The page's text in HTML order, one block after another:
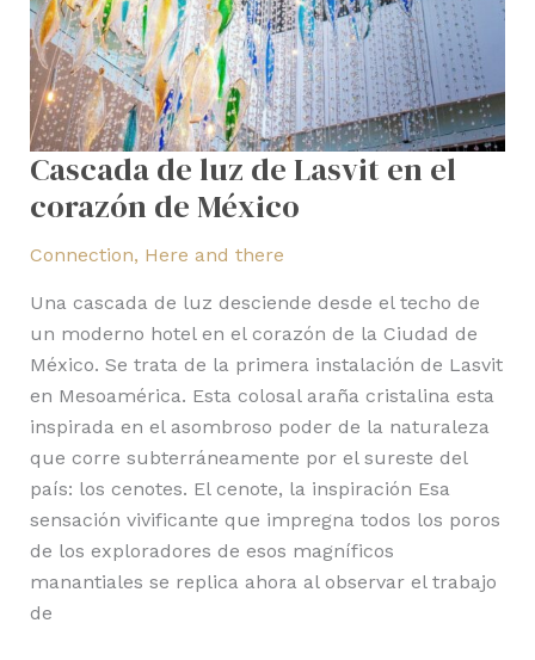
Cascada de luz de Lasvit en el
corazón de México
Connection, Here and there
Una cascada de luz desciende desde el techo de
un moderno hotel en el corazón de la Ciudad de
México. Se trata de la primera instalación de Lasvit
en Mesoamérica. Esta colosal araña cristalina esta
inspirada en el asombroso poder de la naturaleza
que corre subterráneamente por el sureste del
país: los cenotes. El cenote, la inspiración Esa
sensación vivificante que impregna todos los poros
de los exploradores de esos magníficos
manantiales se replica ahora al observar el trabajo
de